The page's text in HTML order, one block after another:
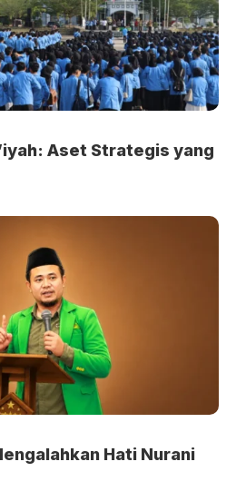
Aset Strategis yang
Hati Nurani